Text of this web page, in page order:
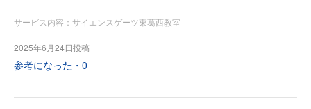
サービス内容：サイエンスゲーツ東葛西教室
2025年6月24日投稿
参考になった・ 0